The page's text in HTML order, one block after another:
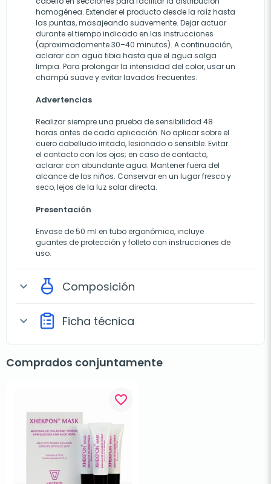
homogénea. Extender el producto desde la raíz hasta
las puntas, masajeando suavemente. Dejar actuar
durante el tiempo indicado en las instrucciones
(aproximadamente 30–40 minutos). A continuación,
aclarar con agua tibia hasta que el agua salga
limpia. Para prolongar la intensidad del color, usar un
champú suave y evitar lavados frecuentes.
Advertencias
Realizar siempre una prueba de sensibilidad 48
horas antes de cada aplicación. No aplicar sobre el
cuero cabelludo irritado, lesionado o sensible. Evitar
el contacto con los ojos; en caso de contacto,
aclarar con abundante agua. Mantener fuera del
alcance de los niños. Conservar en un lugar fresco y
seco, lejos de la luz solar directa.
Presentación
Envase de 50 ml en tubo ergonómico, incluye
guantes de protección y folleto con instrucciones de
uso.
expand_more Composición
expand_more Ficha técnica
Comprados conjuntamente
favorite_border